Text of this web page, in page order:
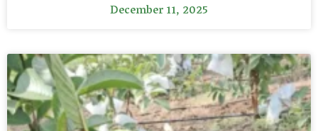
December 11, 2025